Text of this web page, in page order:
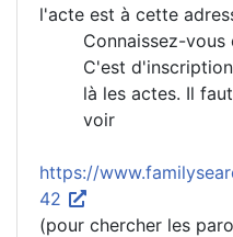
l'acte est à cette
Connaissez-vous
C'est
là les actes. Il
voir
https://
42
(pour chercher les